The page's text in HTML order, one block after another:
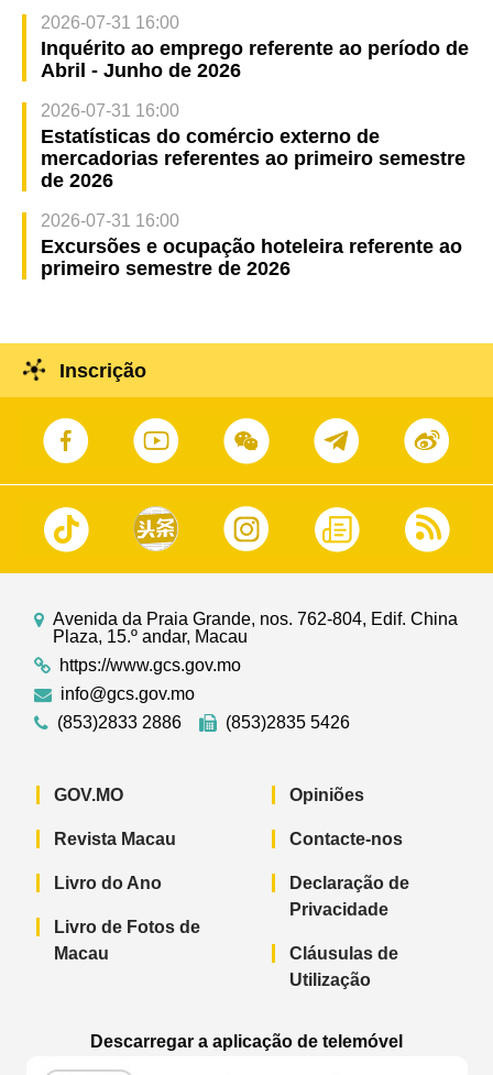
2026-07-31 16:00
Inquérito ao emprego referente ao período de
Abril - Junho de 2026
2026-07-31 16:00
Estatísticas do comércio externo de
mercadorias referentes ao primeiro semestre
de 2026
2026-07-31 16:00
Excursões e ocupação hoteleira referente ao
primeiro semestre de 2026
Inscrição
Avenida da Praia Grande, nos. 762-804, Edif. China
Plaza, 15.º andar, Macau
https://www.gcs.gov.mo
info@gcs.gov.mo
(853)2833 2886
(853)2835 5426
GOV.MO
Revista Macau
Livro do Ano
Livro de Fotos de
Macau
Opiniões
Contacte-nos
Declaração de
Privacidade
Cláusulas de
Utilização
Descarregar a aplicação de telemóvel